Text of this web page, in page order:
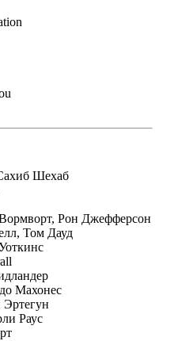
Шехаб
Рон Джефферсон
Том Дауд
Махонес
Раус